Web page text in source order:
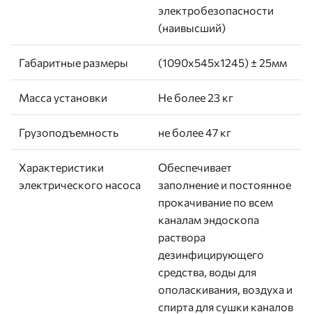
электробезопасности
(наивысший)
Габаритные размеры (1090х545х1245) ± 25мм
Масса установки Не более 23 кг
Грузоподъемность не более 47 кг
Характеристики
электрического насоса
Обеспечивает
заполнение и постоянное
прокачивание по всем
каналам эндоскопа
раствора
дезинфицирующего
средства, воды для
ополаскивания, воздуха и
спирта для сушки каналов